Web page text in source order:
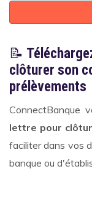
📝
clôturer son
prélèvements
ConnectBanque
lettre pour
faciliter dans vos
banque ou